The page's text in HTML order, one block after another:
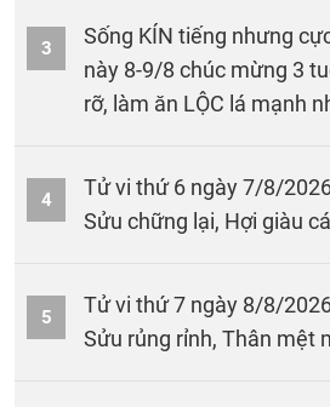
3
Sống KÍN tiếng nhưng
này 8-9/8 chúc mừng 3
rỡ, làm ăn LỘC lá mạnh
4
Tử vi thứ 6 ngày 7/8/
Sửu chững lại, Hợi giàu
5
Tử vi thứ 7 ngày 8/8/
Sửu rủng rỉnh, Thân mệt